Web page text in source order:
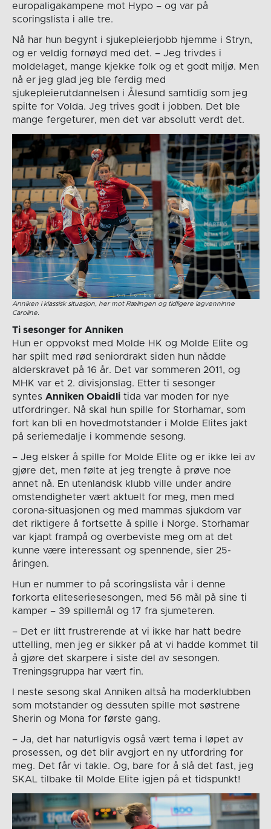
europaligakampene mot Hypo – og var på
scoringslista i alle tre.
Nå har hun begynt i sjukepleierjobb hjemme i Stryn,
og er veldig fornøyd med det. – Jeg trivdes i
moldelaget, mange kjekke folk og et godt miljø. Men
nå er jeg glad jeg ble ferdig med
sjukepleierutdannelsen i Ålesund samtidig som jeg
spilte for Volda. Jeg trives godt i jobben. Det ble
mange fergeturer, men det var absolutt verdt det.
Anniken i klassisk situasjon, her mot Rælingen og tidligere lagvenninne
Caroline.
Ti sesonger for Anniken
Hun er oppvokst med Molde HK og Molde Elite og
har spilt med rød seniordrakt siden hun nådde
alderskravet på 16 år. Det var sommeren 2011, og
MHK var et 2. divisjonslag. Etter ti sesonger
syntes Anniken Obaidlitida var moden for nye
utfordringer. Nå skal hun spille for Storhamar, som
fort kan bli en hovedmotstander i Molde Elites jakt
på seriemedalje i kommende sesong.
– Jeg elsker å spille for Molde Elite og er ikke lei av
gjøre det, men følte at jeg trengte å prøve noe
annet nå. En utenlandsk klubb ville under andre
omstendigheter vært aktuelt for meg, men med
corona-situasjonen og med mammas sjukdom var
det riktigere å fortsette å spille i Norge. Storhamar
var kjapt frampå og overbeviste meg om at det
kunne være interessant og spennende, sier 25-
åringen.
Hun er nummer to på scoringslista vår i denne
forkorta eliteseriesesongen, med 56 mål på sine ti
kamper – 39 spillemål og 17 fra sjumeteren.
– Det er litt frustrerende at vi ikke har hatt bedre
uttelling, men jeg er sikker på at vi hadde kommet til
å gjøre det skarpere i siste del av sesongen.
Treningsgruppa har vært fin.
I neste sesong skal Anniken altså ha moderklubben
som motstander og dessuten spille mot søstrene
Sherin og Mona for første gang.
– Ja, det har naturligvis også vært tema i løpet av
prosessen, og det blir avgjort en ny utfordring for
meg. Det får vi takle. Og, bare for å slå det fast, jeg
SKAL tilbake til Molde Elite igjen på et tidspunkt!